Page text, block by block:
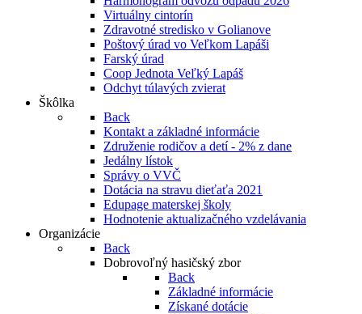
Virtuálny cintorín
Zdravotné stredisko v Golianove
Poštový úrad vo Veľkom Lapáši
Farský úrad
Coop Jednota Veľký Lapáš
Odchyt túlavých zvierat
Škôlka
Back
Kontakt a základné informácie
Združenie rodičov a detí - 2% z dane
Jedálny lístok
Správy o VVČ
Dotácia na stravu dieťaťa 2021
Edupage materskej školy
Hodnotenie aktualizačného vzdelávania
Organizácie
Back
Dobrovoľný hasičský zbor
Back
Základné informácie
Získané dotácie